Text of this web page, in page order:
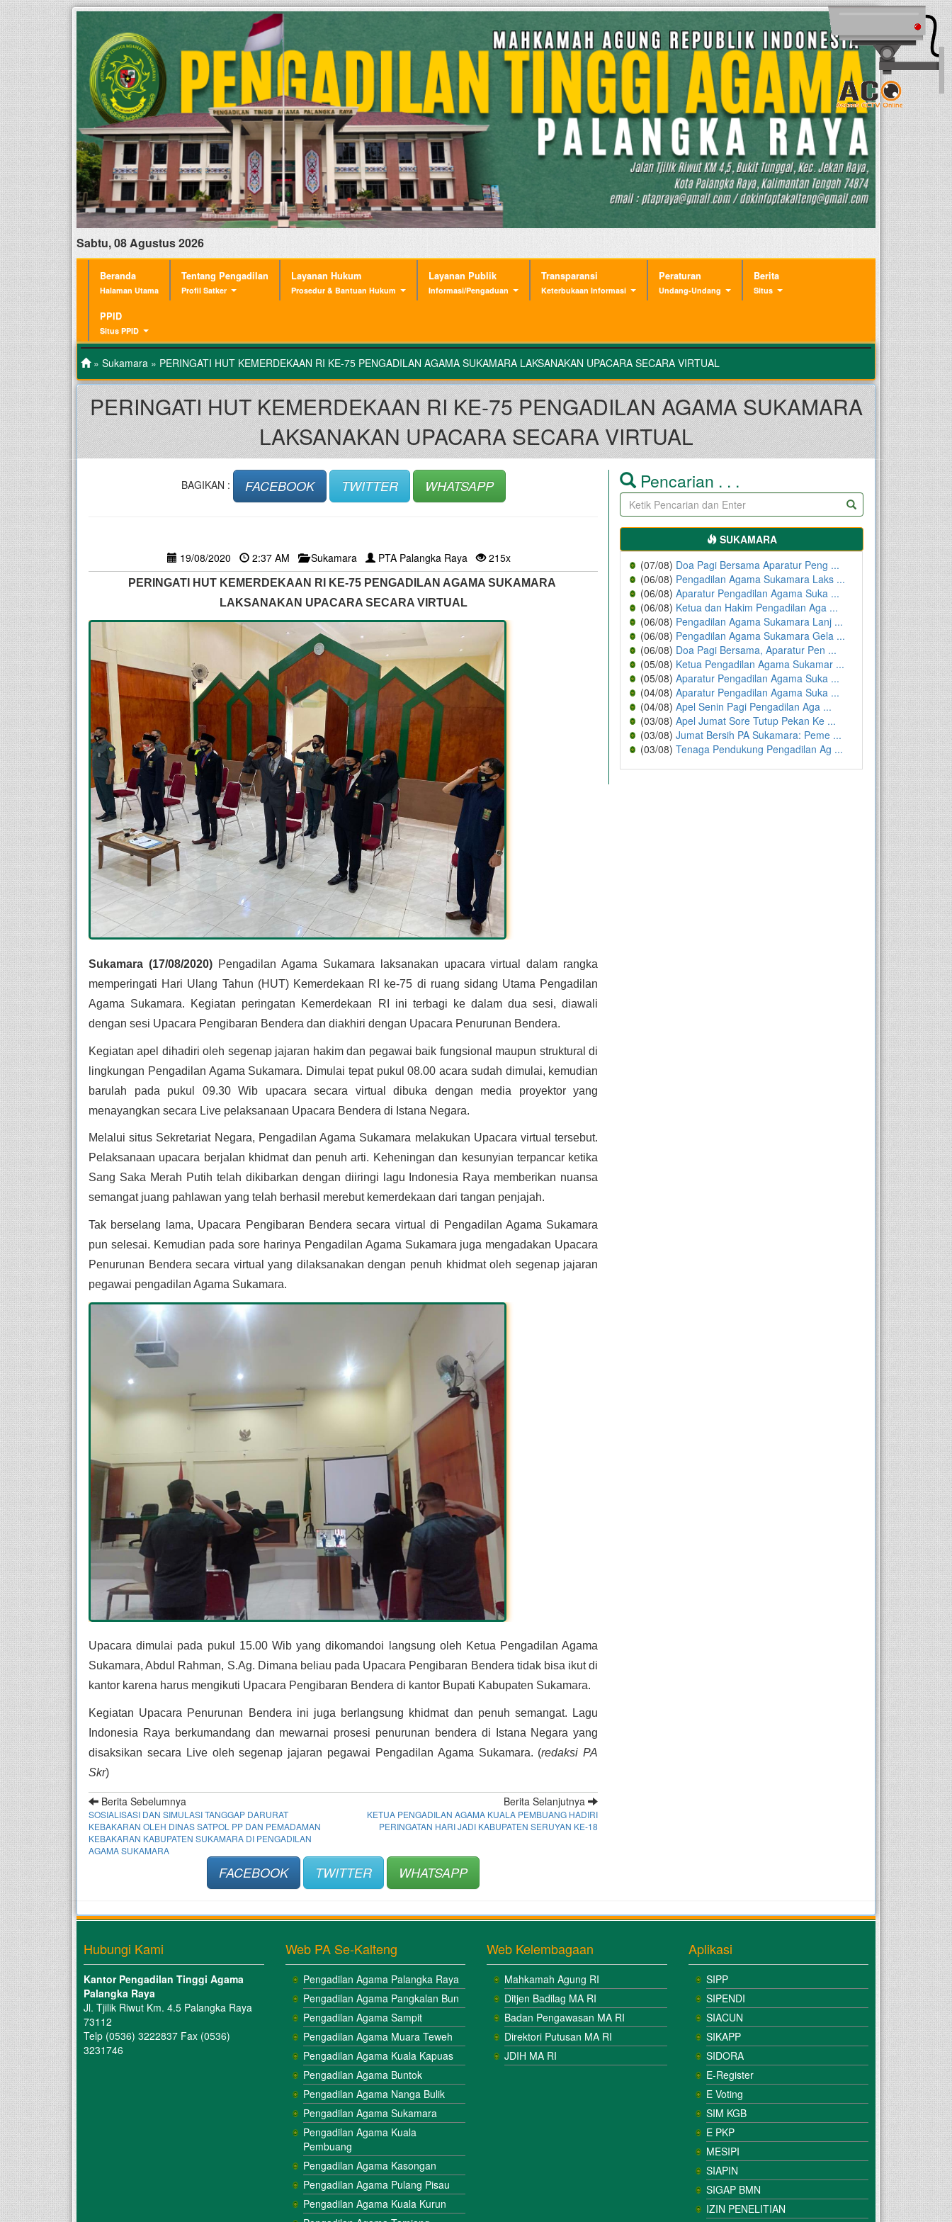
Sabtu, 08 Agustus 2026
Beranda
Halaman Utama
Tentang Pengadilan
Profil Satker
Layanan Hukum
Prosedur & Bantuan Hukum
Layanan Publik
Informasi/Pengaduan
Transparansi
Keterbukaan Informasi
Peraturan
Undang-Undang
Berita
Situs
PPID
Situs PPID
» Sukamara » PERINGATI HUT KEMERDEKAAN RI KE-75 PENGADILAN AGAMA SUKAMARA LAKSANAKAN UPACARA SECARA VIRTUAL
PERINGATI HUT KEMERDEKAAN RI KE-75 PENGADILAN AGAMA SUKAMARA
LAKSANAKAN UPACARA SECARA VIRTUAL
BAGIKAN : FACEBOOK TWITTER WHATSAPP
19/08/2020 2:37 AM Sukamara PTA Palangka Raya 215x
PERINGATI HUT KEMERDEKAAN RI KE-75 PENGADILAN AGAMA SUKAMARA
LAKSANAKAN UPACARA SECARA VIRTUAL
Sukamara (17/08/2020) Pengadilan Agama Sukamara laksanakan upacara virtual dalam rangka
memperingati Hari Ulang Tahun (HUT) Kemerdekaan RI ke-75 di ruang sidang Utama Pengadilan
Agama Sukamara. Kegiatan peringatan Kemerdekaan RI ini terbagi ke dalam dua sesi, diawali
dengan sesi Upacara Pengibaran Bendera dan diakhiri dengan Upacara Penurunan Bendera.
Kegiatan apel dihadiri oleh segenap jajaran hakim dan pegawai baik fungsional maupun struktural di
lingkungan Pengadilan Agama Sukamara. Dimulai tepat pukul 08.00 acara sudah dimulai, kemudian
barulah pada pukul 09.30 Wib upacara secara virtual dibuka dengan media proyektor yang
menayangkan secara Live pelaksanaan Upacara Bendera di Istana Negara.
Melalui situs Sekretariat Negara, Pengadilan Agama Sukamara melakukan Upacara virtual tersebut.
Pelaksanaan upacara berjalan khidmat dan penuh arti. Keheningan dan kesunyian terpancar ketika
Sang Saka Merah Putih telah dikibarkan dengan diiringi lagu Indonesia Raya memberikan nuansa
semangat juang pahlawan yang telah berhasil merebut kemerdekaan dari tangan penjajah.
Tak berselang lama, Upacara Pengibaran Bendera secara virtual di Pengadilan Agama Sukamara
pun selesai. Kemudian pada sore harinya Pengadilan Agama Sukamara juga mengadakan Upacara
Penurunan Bendera secara virtual yang dilaksanakan dengan penuh khidmat oleh segenap jajaran
pegawai pengadilan Agama Sukamara.
Upacara dimulai pada pukul 15.00 Wib yang dikomandoi langsung oleh Ketua Pengadilan Agama
Sukamara, Abdul Rahman, S.Ag. Dimana beliau pada Upacara Pengibaran Bendera tidak bisa ikut di
kantor karena harus mengikuti Upacara Pengibaran Bendera di kantor Bupati Kabupaten Sukamara.
Kegiatan Upacara Penurunan Bendera ini juga berlangsung khidmat dan penuh semangat. Lagu
Indonesia Raya berkumandang dan mewarnai prosesi penurunan bendera di Istana Negara yang
disaksikan secara Live oleh segenap jajaran pegawai Pengadilan Agama Sukamara. (redaksi PA
Skr)
Berita Sebelumnya
SOSIALISASI DAN SIMULASI TANGGAP DARURAT
KEBAKARAN OLEH DINAS SATPOL PP DAN PEMADAMAN
KEBAKARAN KABUPATEN SUKAMARA DI PENGADILAN
AGAMA SUKAMARA
Berita Selanjutnya
KETUA PENGADILAN AGAMA KUALA PEMBUANG HADIRI
PERINGATAN HARI JADI KABUPATEN SERUYAN KE-18
FACEBOOK TWITTER WHATSAPP
Pencarian . . .
SUKAMARA
(07/08) Doa Pagi Bersama Aparatur Peng ...
(06/08) Pengadilan Agama Sukamara Laks ...
(06/08) Aparatur Pengadilan Agama Suka ...
(06/08) Ketua dan Hakim Pengadilan Aga ...
(06/08) Pengadilan Agama Sukamara Lanj ...
(06/08) Pengadilan Agama Sukamara Gela ...
(06/08) Doa Pagi Bersama, Aparatur Pen ...
(05/08) Ketua Pengadilan Agama Sukamar ...
(05/08) Aparatur Pengadilan Agama Suka ...
(04/08) Aparatur Pengadilan Agama Suka ...
(04/08) Apel Senin Pagi Pengadilan Aga ...
(03/08) Apel Jumat Sore Tutup Pekan Ke ...
(03/08) Jumat Bersih PA Sukamara: Peme ...
(03/08) Tenaga Pendukung Pengadilan Ag ...
Hubungi Kami
Kantor Pengadilan Tinggi Agama
Palangka Raya
Jl. Tjilik Riwut Km. 4.5 Palangka Raya
73112
Telp (0536) 3222837 Fax (0536)
3231746
Web PA Se-Kalteng
Pengadilan Agama Palangka Raya
Pengadilan Agama Pangkalan Bun
Pengadilan Agama Sampit
Pengadilan Agama Muara Teweh
Pengadilan Agama Kuala Kapuas
Pengadilan Agama Buntok
Pengadilan Agama Nanga Bulik
Pengadilan Agama Sukamara
Pengadilan Agama Kuala
Pembuang
Pengadilan Agama Kasongan
Pengadilan Agama Pulang Pisau
Pengadilan Agama Kuala Kurun
Web Kelembagaan
Mahkamah Agung RI
Ditjen Badilag MA RI
Badan Pengawasan MA RI
Direktori Putusan MA RI
JDIH MA RI
Aplikasi
SIPP
SIPENDI
SIACUN
SIKAPP
SIDORA
E-Register
E Voting
SIM KGB
E PKP
MESIPI
SIAPIN
SIGAP BMN
IZIN PENELITIAN